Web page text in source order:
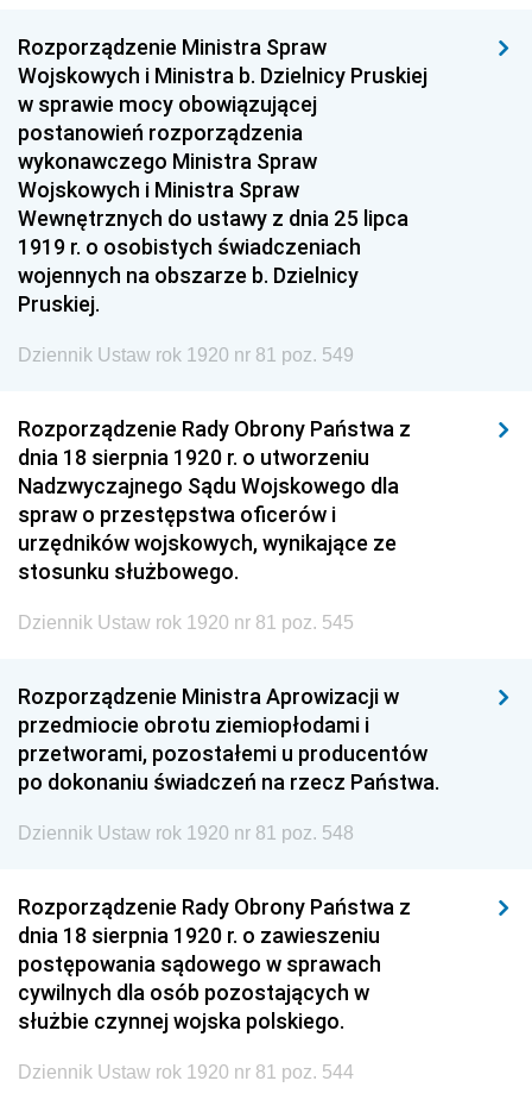
Rozporządzenie Ministra Spraw
Wojskowych i Ministra b. Dzielnicy Pruskiej
w sprawie mocy obowiązującej
postanowień rozporządzenia
wykonawczego Ministra Spraw
Wojskowych i Ministra Spraw
Wewnętrznych do ustawy z dnia 25 lipca
1919 r. o osobistych świadczeniach
wojennych na obszarze b. Dzielnicy
Pruskiej.
Dziennik Ustaw rok 1920 nr 81 poz. 549
Rozporządzenie Rady Obrony Państwa z
dnia 18 sierpnia 1920 r. o utworzeniu
Nadzwyczajnego Sądu Wojskowego dla
spraw o przestępstwa oficerów i
urzędników wojskowych, wynikające ze
stosunku służbowego.
Dziennik Ustaw rok 1920 nr 81 poz. 545
Rozporządzenie Ministra Aprowizacji w
przedmiocie obrotu ziemiopłodami i
przetworami, pozostałemi u producentów
po dokonaniu świadczeń na rzecz Państwa.
Dziennik Ustaw rok 1920 nr 81 poz. 548
Rozporządzenie Rady Obrony Państwa z
dnia 18 sierpnia 1920 r. o zawieszeniu
postępowania sądowego w sprawach
cywilnych dla osób pozostających w
służbie czynnej wojska polskiego.
Dziennik Ustaw rok 1920 nr 81 poz. 544